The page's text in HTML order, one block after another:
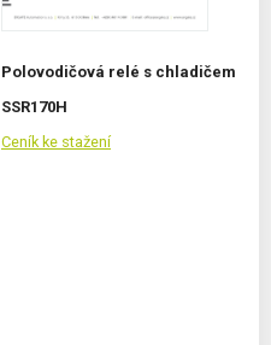
Polovodičová relé s chladičem
SSR170H
Ceník ke stažení